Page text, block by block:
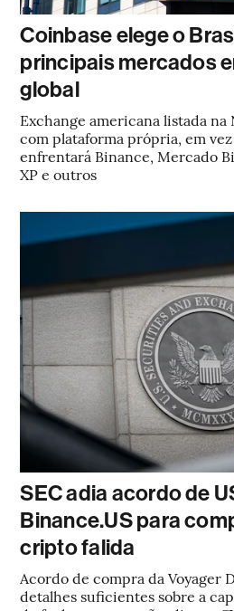
Coinbase elege o
principais mercados
global
Exchange americana listada na
com plataforma própria, em
enfrentará Binance, Mercado
XP e outros
SEC adia acordo de
Binance.US para
cripto falida
Acordo de compra da Voyager
detalhes suficientes sobre a